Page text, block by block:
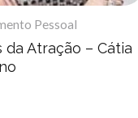
Pessoal
da Atração – Cátia